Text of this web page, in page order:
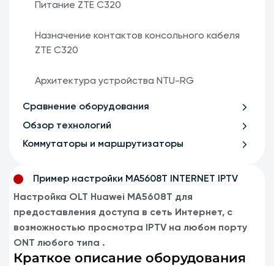
Питание ZTE C320
Назначение контактов консольного кабеля
ZTE C320
Архитектура устройства NTU-RG
Сравнение оборудования
Обзор технологий
Коммутаторы и маршрутизаторы
Пример настройки MA5608T INTERNET IPTV
Настройка OLT Huawei MA5608T для
предоставления доступа в сеть Интернет, с
возможностью просмотра
IPTV на любом порту
ONT любого типа .
Краткое описание оборудования